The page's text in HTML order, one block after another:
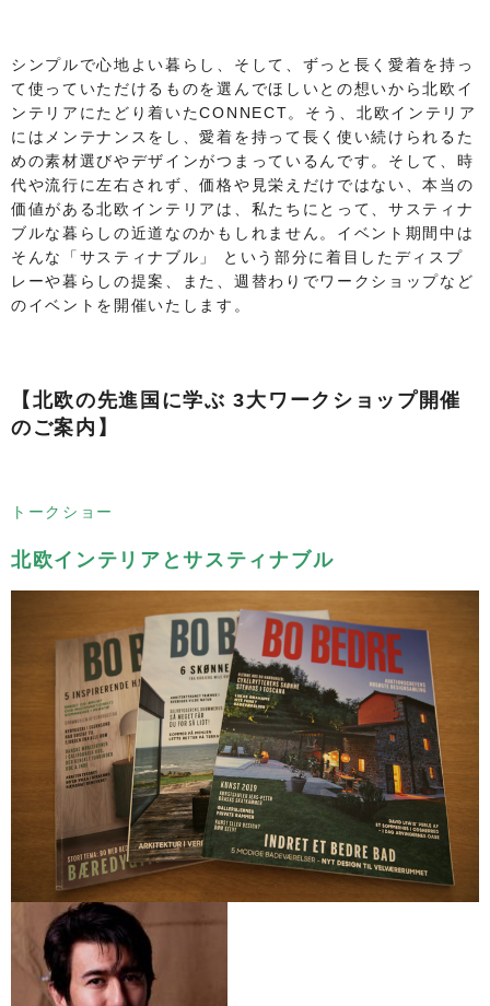
シンプルで心地よい暮らし、そして、ずっと長く愛着を持っ
て使っていただけるものを選んでほしいとの想いから北欧イ
ンテリアにたどり着いたCONNECT。そう、北欧インテリア
にはメンテナンスをし、愛着を持って長く使い続けられるた
めの素材選びやデザインがつまっているんです。そして、時
代や流行に左右されず、価格や見栄えだけではない、本当の
価値がある北欧インテリアは、私たちにとって、サスティナ
ブルな暮らしの近道なのかもしれません。イベント期間中は
そんな「サスティナブル」 という部分に着目したディスプ
レーや暮らしの提案、また、週替わりでワークショップなど
のイベントを開催いたします。
【北欧の先進国に学ぶ 3大ワークショップ開催
のご案内】
トークショー
北欧インテリアとサスティナブル